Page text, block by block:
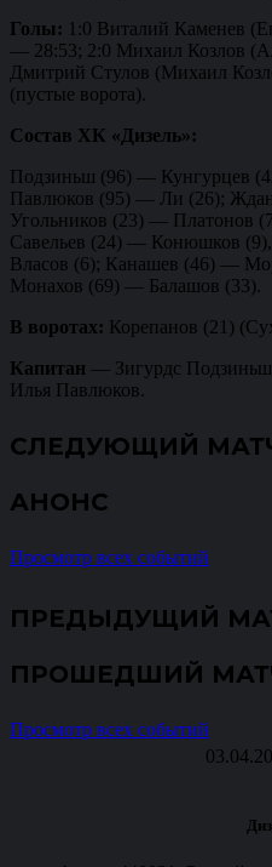
Голы: 1:0 Виталий Каменев
— 28:53; 2:0 Михаил Козлов
Дмитрий Стулов (Михаил
(пустые ворота).
Состав ХК «Дизель»:
Подзиньш (96) — Кунгурцев
Павлюков (95) — Ли (26);
Угольников (23) — Платонов
Савельев (24) — Конюшков
Власов (6); Канашев (46) —
Монахов (69) — Балашов (33).
В воротах: Корепанов (21)
Капитан — Зигурдс
Илья Павлюков.
СЛЕДУЮЩИЙ
АНОНС
Просмотр всех событий
ПРЕДЫДУЩИЙ
ПРОШЕДШИЙ
Просмотр всех событий